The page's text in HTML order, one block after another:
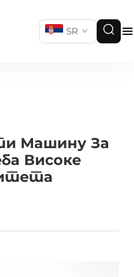
SR
Машину За
Високе